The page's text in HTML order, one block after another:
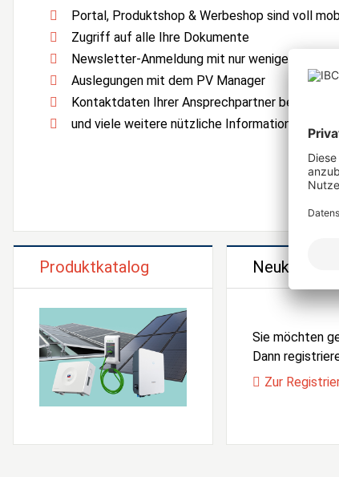
Portal, Produktshop & Werbeshop sind voll
Zugriff auf alle Ihre Dokumente
Newsletter-Anmeldung mit nur wenigen Klicks
Auslegungen mit dem PV Manager
Kontaktdaten Ihrer Ansprechpartner bei IBC
und viele weitere nützliche Informationen und
Produktkatalog Neukunden
Sie möchten
Dann
Zur